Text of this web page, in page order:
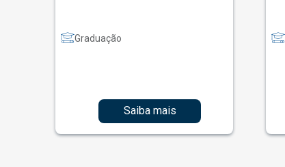
Graduação
Saiba mais